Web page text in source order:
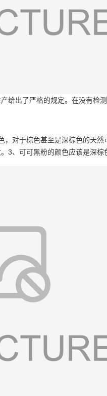
给出了严格的规定。在没有检
，对于棕色甚至是深棕色的天
3、可可黑粉的颜色应该是深